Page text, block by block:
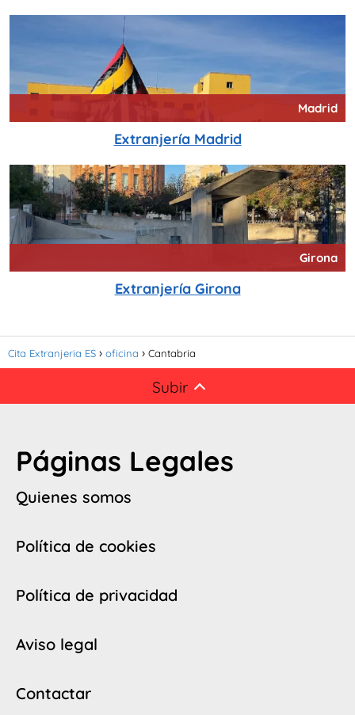
Madrid
Extranjería Madrid
Girona
Extranjería Girona
Cita Extranjeria ES oficina Cantabria
Subir
Páginas Legales
Quienes somos
Política de cookies
Política de privacidad
Aviso legal
Contactar